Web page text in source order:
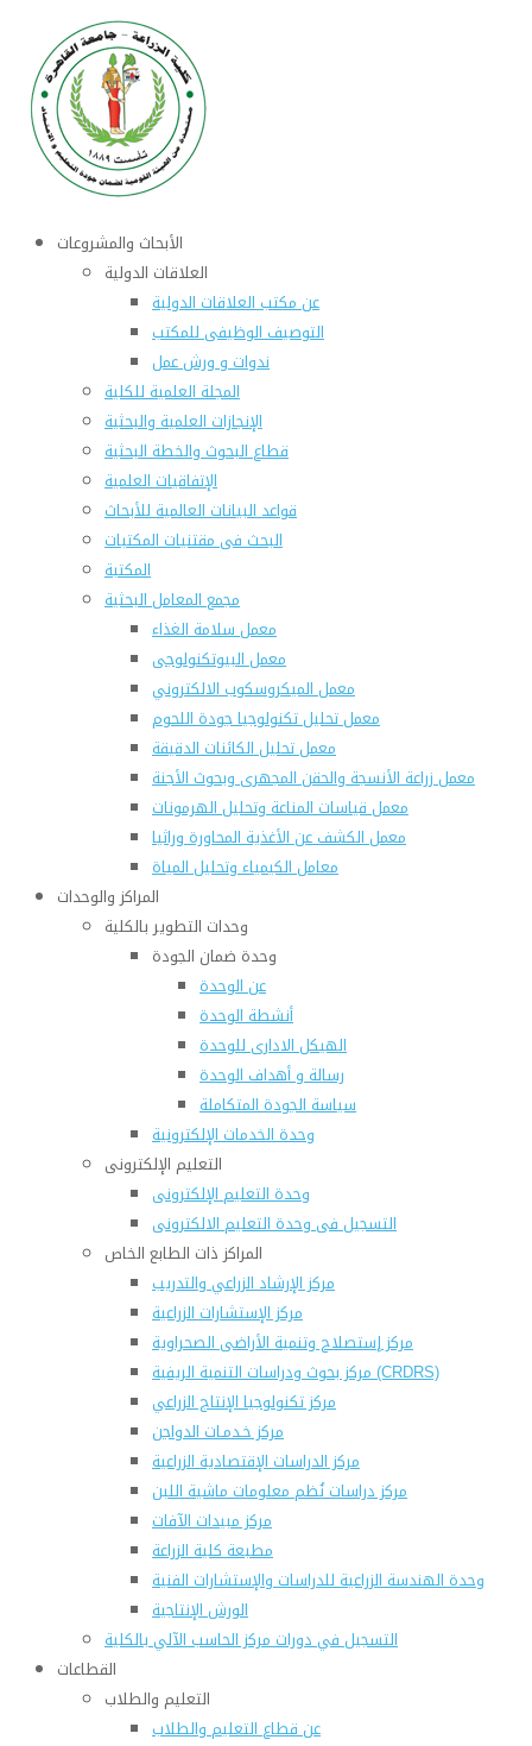
الأبحاث والمشروعات
العلاقات الدولية
عن مكتب العلاقات الدولية
التوصيف الوظيفى للمكتب
ندوات و ورش عمل
المجلة العلمية للكلية
الإنجازات العلمية والبحثية
قطاع البحوث والخطة البحثية
الإتفاقيات العلمية
قواعد البيانات العالمية للأبحاث
البحث فى مقتنيات المكتبات
المكتبة
مجمع المعامل البحثية
معمل سلامة الغذاء
معمل البيوتكنولوجى
معمل الميكروسكوب الالكتروني
معمل تحليل تكنولوجيا جودة اللحوم
معمل تحليل الكائنات الدقيقة
معمل زراعة الأنسجة والحقن المجهرى وبحوث الأجنة
معمل قياسات المناعة وتحليل الهرمونات
معمل الكشف عن الأغذية المحاورة وراثيا
معامل الكيمياء وتحليل المياة
المراكز والوحدات
وحدات التطوير بالكلية
وحدة ضمان الجودة
عن الوحدة
أنشطة الوحدة
الهيكل الادارى للوحدة
رسالة و أهداف الوحدة
سياسة الجودة المتكاملة
وحدة الخدمات الإلكترونية
التعليم الإلكترونى
وحدة التعليم الإلكترونى
التسجيل فى وحدة التعليم الالكترونى
المراكز ذات الطابع الخاص
مركز الإرشاد الزراعي والتدريب
مركز الإستشارات الزراعية
مركز إستصلاح وتنمية الأراضى الصحراوية
مركز بحوث ودراسات التنمية الريفية (CRDRS)
مركز تكنولوجيا الإنتاج الزراعي
مركز خـدمـات الدواجن
مركز الدراسات الإقتصادية الزراعية
مركز دراسات نُظم معلومات ماشية اللبن
مركز مبيدات الآفات
مطبعة كلية الزراعة
وحدة الهندسة الزراعية للدراسات والإستشارات الفنية
الورش الإنتاجية
التسجيل في دورات مركز الحاسب الآلي بالكلية
القطاعات
التعليم والطلاب
عن قطاع التعليم والطلاب